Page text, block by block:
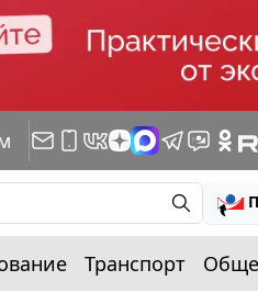
Транспорт